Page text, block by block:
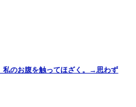
私のお腹を触ってほざく。→思わず